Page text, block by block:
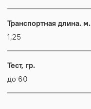
Транспортная длина. м.
1,25
Тест, гр.
до 60